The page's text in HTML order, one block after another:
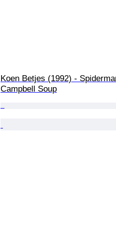
Koen Betjes (1992) -
Campbell Soup